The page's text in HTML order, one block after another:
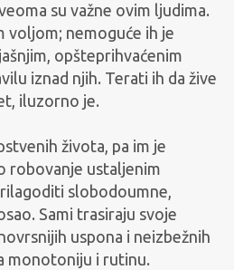
su važne ovim ljudima.
voljom; nemoguće ih je
opšteprihvaćenim
iznad njih. Terati ih da žive
iluzorno je.
života, pa im je
robovanje ustaljenim
slobodoumne,
Sami trasiraju svoje
uspona i neizbežnih
monotoniju i rutinu.